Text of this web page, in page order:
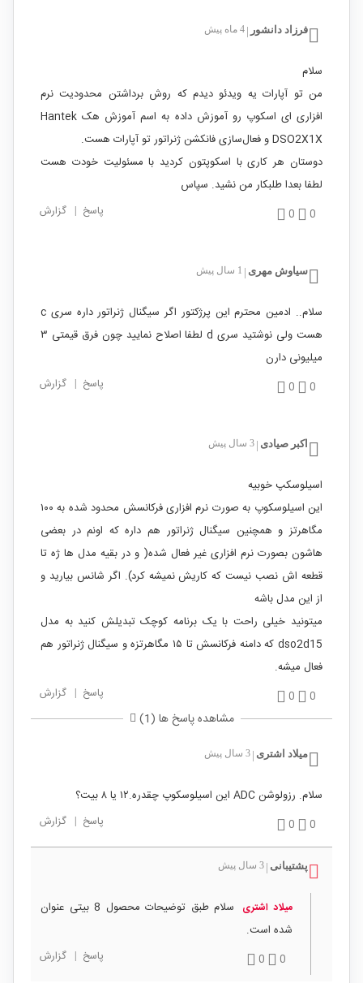
فرزاد دانشور 4 ماه پیش
سلام
من تو آپارات یه ویدئو دیدم که روش برداشتن محدودیت نرم
افزاری ای اسکوپ رو آموزش داده به اسم آموزش هک Hantek
DSO2X1X و فعال‌سازی فانکشن ژنراتور تو آپارات هست.
دوستان هر کاری با اسکوپتون کردید با مسئولیت خودت هست
لطفا بعدا طلبکار من نشید. سپاس
0
0 پاسخ | گزارش
سیاوش مهری 1 سال پیش
سلام.. ادمین محترم این پرژکتور اگر سیگنال ژنراتور داره سری c
هست ولی نوشتید سری d لطفا اصلاح نمایید چون فرق قیمتی ۳
میلیونی دارن
0
0 پاسخ | گزارش
اکبر صیادی 3 سال پیش
اسیلوسکپ خوبیه
این اسیلوسکوپ به صورت نرم افزاری فرکانسش محدود شده به ۱۰۰
مگاهرتز و همچنین سیگنال ژنراتور هم داره که اونم در بعضی
هاشون بصورت نرم افزاری غیر فعال شده( و در بقیه مدل ها ژه تا
قطعه اش نصب نیست که کاریش نمیشه کرد). اگر شانس بیارید و
از این مدل باشه
میتونید خیلی راحت با یک برنامه کوچک تبدیلش کنید به مدل
dso2d15 که دامنه فرکانسش تا ۱۵ مگاهرتزه و سیگنال ژنراتور هم
فعال میشه.
0
0 پاسخ | گزارش
مشاهده پاسخ ها (1)
میلاد اشتری 3 سال پیش
سلام. رزولوشن ADC این اسیلوسکوپ چقدره.۱۲ یا ۸ بیت؟
0
0 پاسخ | گزارش
پشتیبانی 3 سال پیش
میلاد اشتری
سلام طبق توضیحات محصول 8 بیتی عنوان
شده است.
0
0 پاسخ | گزارش